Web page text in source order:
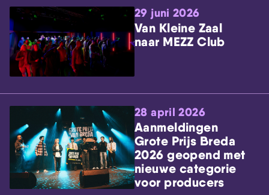
Skip navigatie
29 juni 2026
Van Kleine Zaal
naar MEZZ Club
28 april 2026
Aanmeldingen
Grote Prijs Breda
2026 geopend met
nieuwe categorie
voor producers